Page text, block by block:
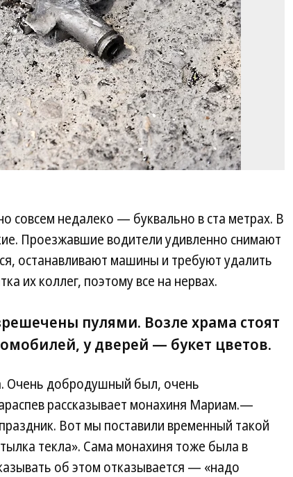
совсем недалеко — буквально в ста метрах. В
Проезжавшие водители удивленно снимают
останавливают машины и требуют удалить
их коллег, поэтому все на нервах.
пулями. Возле храма стоят
у дверей — букет цветов.
Очень добродушный был, очень
рассказывает монахиня Мариам.—
Вот мы поставили временный такой
текла». Сама монахиня тоже была в
об этом отказывается — «надо